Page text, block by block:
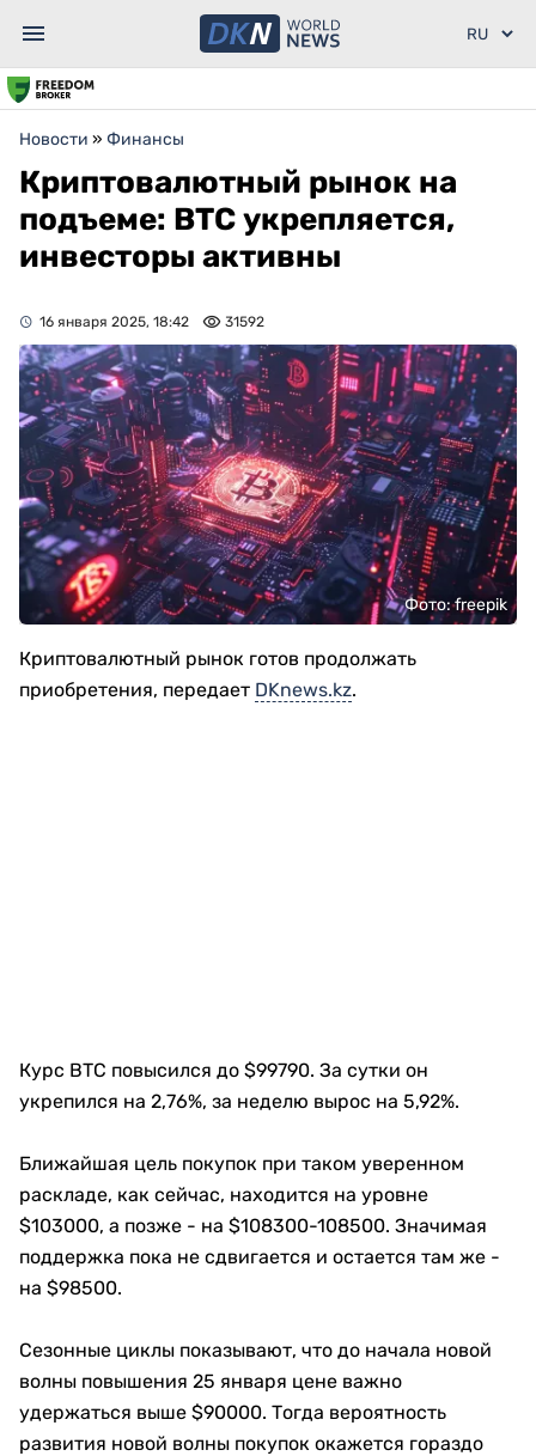
Новости » Финансы
Криптовалютный рынок на
подъеме: BTC укрепляется,
инвесторы активны
16 января 2025, 18:42 31592
Фото: freepik
Криптовалютный рынок готов продолжать
приобретения, передает DKnews.kz.
Курс BTC повысился до $99790. За сутки он
укрепился на 2,76%, за неделю вырос на 5,92%.
Ближайшая цель покупок при таком уверенном
раскладе, как сейчас, находится на уровне
$103000, а позже - на $108300-108500. Значимая
поддержка пока не сдвигается и остается там же -
на $98500.
Сезонные циклы показывают, что до начала новой
волны повышения 25 января цене важно
удержаться выше $90000. Тогда вероятность
развития новой волны покупок окажется гораздо